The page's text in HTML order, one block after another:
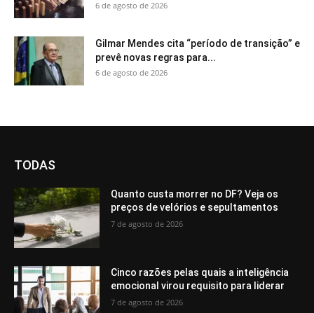
6 de agosto de 2026
Gilmar Mendes cita “período de transição” e
prevê novas regras para...
6 de agosto de 2026
TODAS
Quanto custa morrer no DF? Veja os
preços de velórios e sepultamentos
7 de agosto de 2026
Cinco razões pelas quais a inteligência
emocional virou requisito para liderar
7 de agosto de 2026